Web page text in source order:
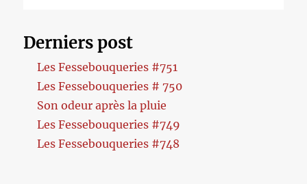
Derniers post
Les Fessebouqueries #751
Les Fessebouqueries # 750
Son odeur après la pluie
Les Fessebouqueries #749
Les Fessebouqueries #748